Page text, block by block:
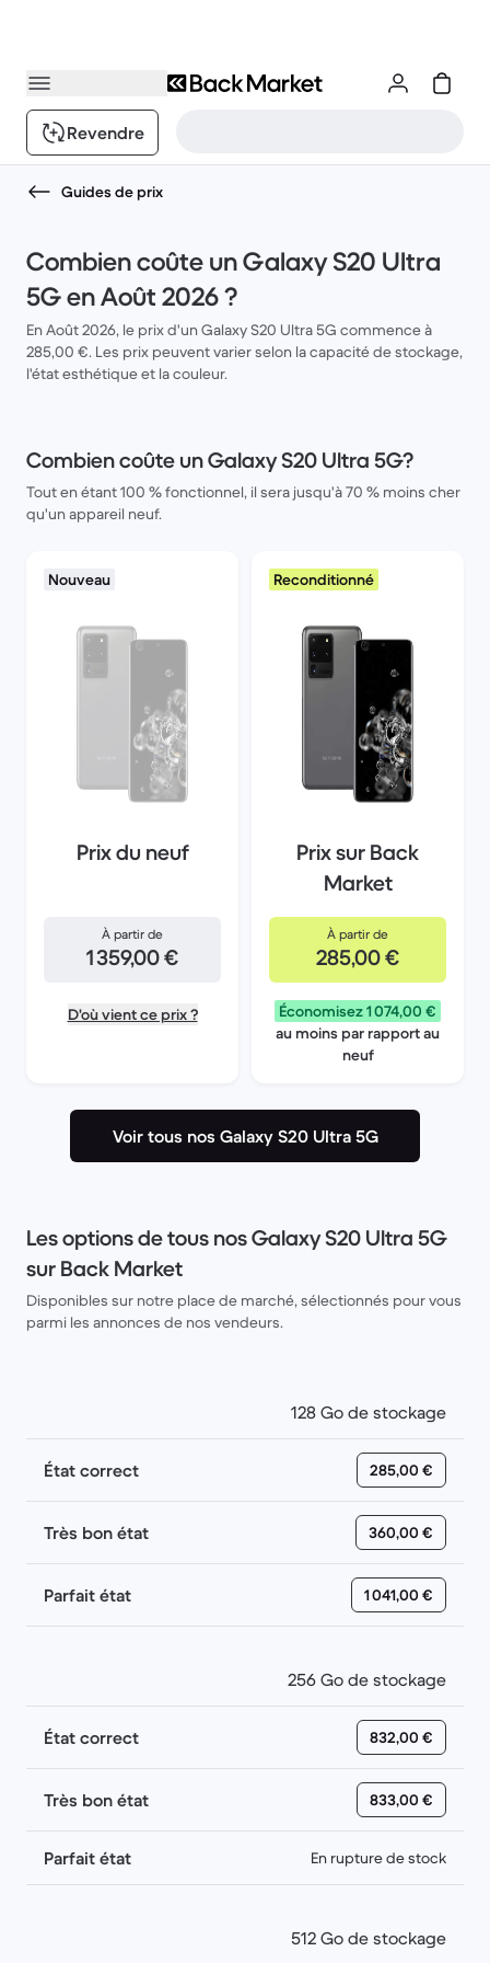
Revendre
Guides de prix
Combien coûte un Galaxy S20 Ultra
5G en Août 2026 ?
En Août 2026, le prix d'un Galaxy S20 Ultra 5G commence à
285,00 €. Les prix peuvent varier selon la capacité de stockage,
l'état esthétique et la couleur.
Combien coûte un Galaxy S20 Ultra 5G?
Tout en étant 100 % fonctionnel, il sera jusqu'à 70 % moins cher
qu'un appareil neuf.
Nouveau
Prix du neuf
À partir de
1 359,00 €
D'où vient ce prix ?
Reconditionné
Prix sur Back
Market
À partir de
285,00 €
Économisez 1 074,00 €
au moins par rapport au
neuf
Voir tous nos Galaxy S20 Ultra 5G
Les options de tous nos Galaxy S20 Ultra 5G
sur Back Market
Disponibles sur notre place de marché, sélectionnés pour vous
parmi les annonces de nos vendeurs.
128 Go de stockage
État correct 285,00 €
Très bon état 360,00 €
Parfait état 1 041,00 €
256 Go de stockage
État correct 832,00 €
Très bon état 833,00 €
Parfait état En rupture de stock
512 Go de stockage